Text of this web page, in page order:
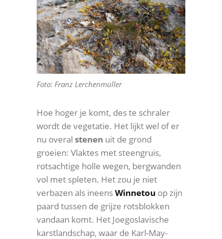
Foto: Franz Lerchenmüller
Hoe hoger je komt, des te schraler
wordt de vegetatie. Het lijkt wel of er
nu overal stenen uit de grond
groeien: Vlaktes met steengruis,
rotsachtige holle wegen, bergwanden
vol met spleten. Het zou je niet
verbazen als ineensWinnetou op zijn
paard tussen de grijze rotsblokken
vandaan komt. Het Joegoslavische
karstlandschap, waar de Karl-May-